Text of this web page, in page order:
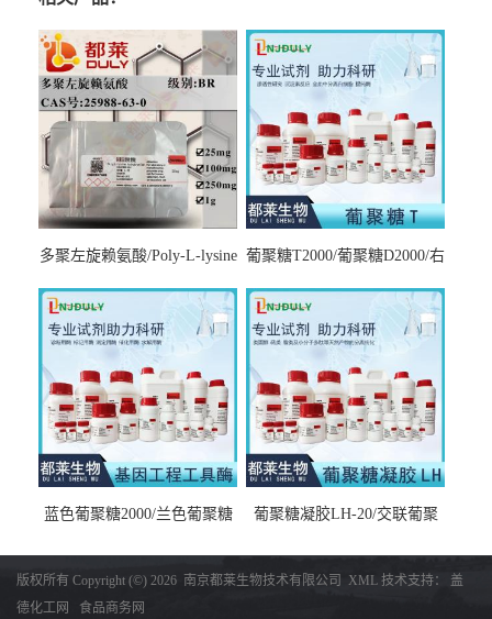
多聚左旋赖氨酸/Poly-L-lysine
7000，分子量7000-15000，分
子量2万～4万，分子量3～7
万，分子量7～15万，分子量
15～30万
葡聚糖T2000/葡聚糖D2000/右
蓝色葡聚糖2000/兰色葡聚糖
葡聚糖凝胶LH-20/交联葡聚
版权所有 Copyright (©) 2026 南京都莱生物技术有限公司 XML 技术支持： 盖
德化工网
食品商务网